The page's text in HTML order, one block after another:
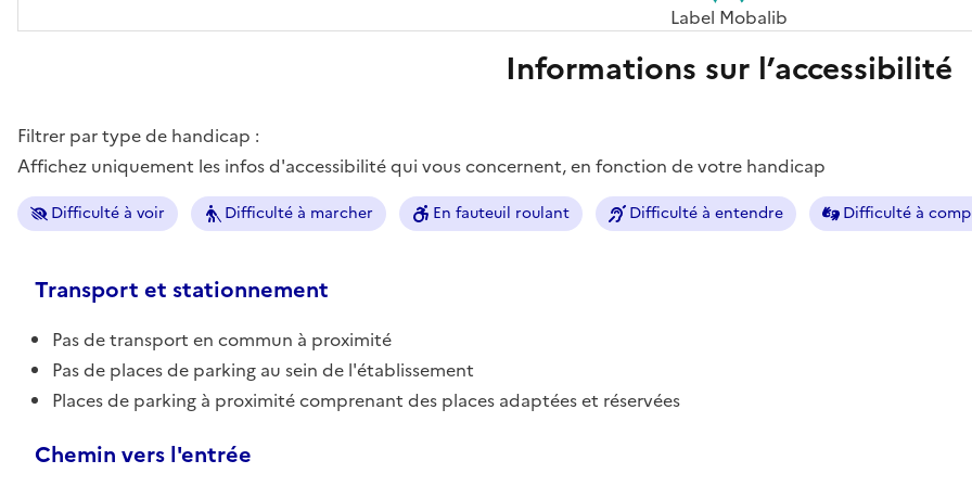
Label Mobalib
Informations sur l’accessibilité
Filtrer par type de handicap :
Affichez uniquement les infos d'accessibilité qui vous concernent, en fonction de votre handicap
Difficulté à voir Difficulté à marcher En fauteuil roulant Difficulté à entendre Difficulté à
Transport et stationnement
Pas de transport en commun à proximité
Pas de places de parking au sein de l'établissement
Places de parking à proximité comprenant des places adaptées et réservées
Chemin vers l'entrée